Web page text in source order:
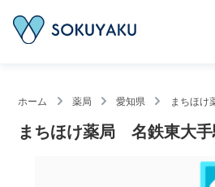
ホーム 薬局 愛知県 まちほ
まちほけ薬局 名鉄東大